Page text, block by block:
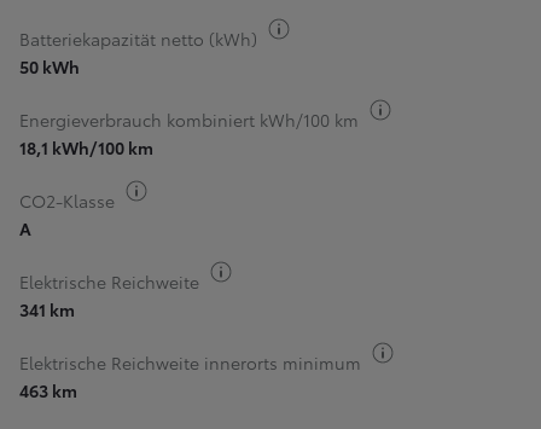
Batteriekapazität netto (kWh)
50 kWh
Energieverbrauch kombiniert kWh/100 km
18,1 kWh/100 km
CO2-Klasse
A
Elektrische Reichweite
341 km
Elektrische Reichweite innerorts minimum
463 km